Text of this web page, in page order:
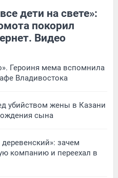
дети на свете»:
покорил
Видео
Героиня мема вспомнила
Владивостока
убийством жены в Казани
сына
зачем
компанию и переехал в